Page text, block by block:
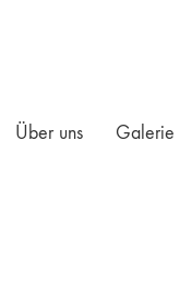
Über uns Galerie